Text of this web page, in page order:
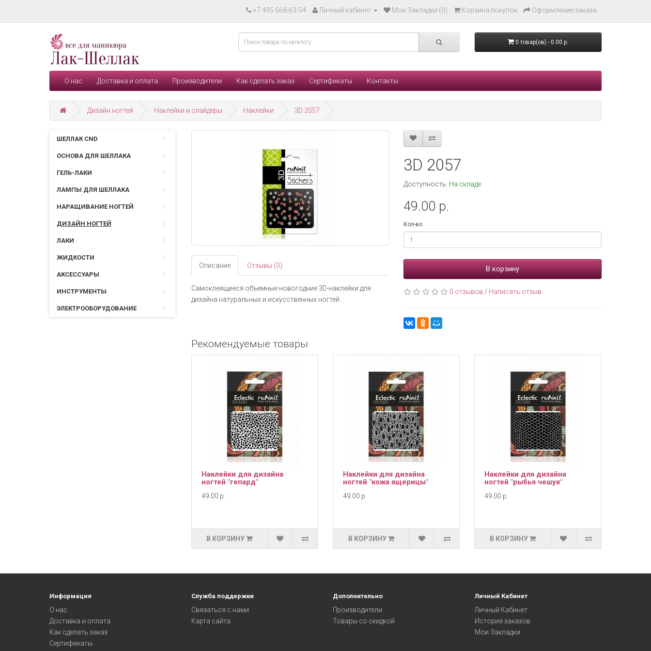
+7 495 668-63-54 Личный кабинет Мои Закладки (0) Корзина покупок Оформление заказа
0 товар(ов) - 0.00 р.
О нас Доставка и оплата Производители Как сделать заказ Сертификаты Контакты
Дизайн ногтей Наклейки и слайдеры Наклейки 3D 2057
ШЕЛЛАК CND
ОСНОВА ДЛЯ ШЕЛЛАКА
ГЕЛЬ-ЛАКИ
ЛАМПЫ ДЛЯ ШЕЛЛАКА
НАРАЩИВАНИЕ НОГТЕЙ
ДИЗАЙН НОГТЕЙ
ЛАКИ
ЖИДКОСТИ
АКСЕССУАРЫ
ИНСТРУМЕНТЫ
ЭЛЕКТРООБОРУДОВАНИЕ
Описание Отзывы (0)
Самоклеящиеся объемные новогодние 3D-наклейки для
дизайна натуральных и искусственных ногтей.
3D 2057
Доступность: На складе
49.00 р.
Кол-во
В корзину
0 отзывов / Написать отзыв
Рекомендуемые товары
Наклейки для дизайна
ногтей "гепард"
49.00 р.
В КОРЗИНУ
Наклейки для дизайна
ногтей "кожа ящерицы"
49.00 р.
В КОРЗИНУ
Наклейки для дизайна
ногтей "рыбья чешуя"
49.00 р.
В КОРЗИНУ
Информация
О нас
Доставка и оплата
Как сделать заказ
Сертификаты
Служба поддержки
Связаться с нами
Карта сайта
Дополнительно
Производители
Товары со скидкой
Личный Кабинет
Личный Кабинет
История заказов
Мои Закладки